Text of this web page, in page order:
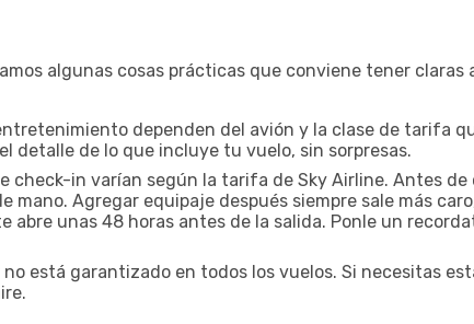
algunas cosas prácticas que conviene tener claras
dependen del avión y la clase de tarifa
detalle de lo que incluye tu vuelo, sin sorpresas.
check-in varían según la tarifa de Sky Airline. Antes de
Agregar equipaje después siempre sale más
unas 48 horas antes de la salida. Ponle un
está garantizado en todos los vuelos. Si necesitas